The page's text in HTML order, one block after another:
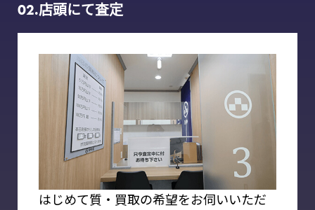
02.店頭にて査定
はじめて質‧買取の希望をお伺いいただ